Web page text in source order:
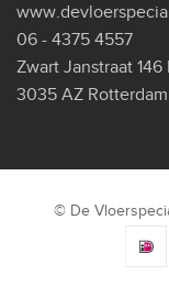
06 - 4375 4557
Zwart Janstraat 146
3035 AZ Rotterdam
© De